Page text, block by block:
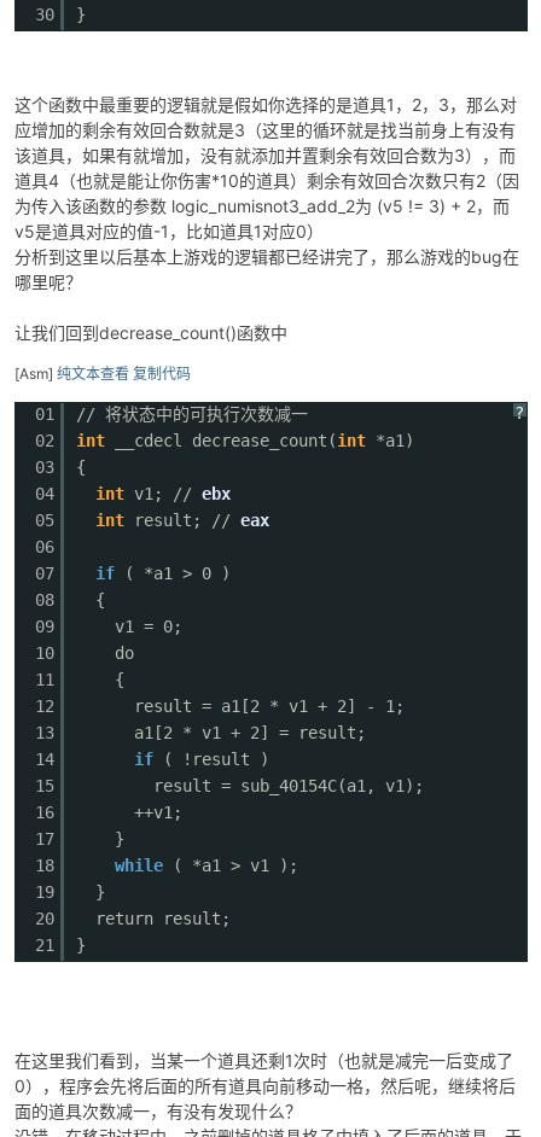
30
}
这个函数中最重要的逻辑就是假如你选择的是道具1，2，3，那么对
应增加的剩余有效回合数就是3（这里的循环就是找当前身上有没有
该道具，如果有就增加，没有就添加并置剩余有效回合数为3），而
道具4（也就是能让你伤害*10的道具）剩余有效回合次数只有2（因
为传入该函数的参数 logic_numisnot3_add_2为 (v5 != 3) + 2，而
v5是道具对应的值-1，比如道具1对应0）
分析到这里以后基本上游戏的逻辑都已经讲完了，那么游戏的bug在
哪里呢？
让我们回到decrease_count()函数中
[Asm] 纯文本查看 复制代码
?
01
02
03
04
05
06
07
08
09
10
11
12
13
14
15
16
17
18
19
20
21
// 将状态中的可执行次数减一
int
__cdecl decrease_count(int *a1)
{
int v1; // ebx
int
result; // eax
if
( *a1 > 0 ) // 如果状态
{
v1 = 0;
do
{
result = a1[2 * v1 + 2] - 1;
a1[2 * v1 + 2] = result;
if
( !result )
result = sub_40154C(a1, v1); // 删
++v1;
}
while
( *a1 > v1 ); // 循
}
return result;
}
在这里我们看到，当某一个道具还剩1次时（也就是减完一后变成了
0），程序会先将后面的所有道具向前移动一格，然后呢，继续将后
面的道具次数减一，有没有发现什么？